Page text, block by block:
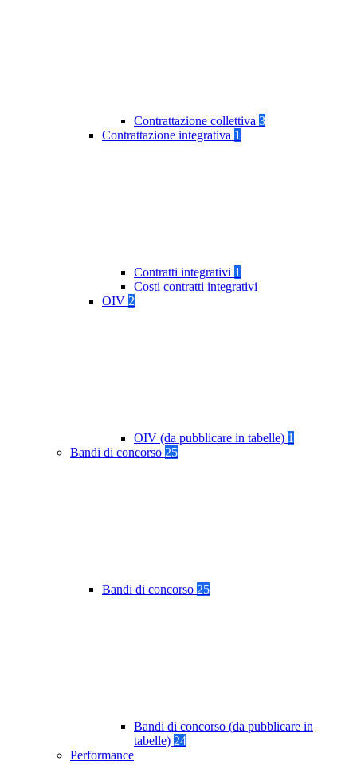
Contrattazione collettiva 3
Contrattazione integrativa 1
Contratti integrativi 1
Costi contratti integrativi
OIV 2
OIV (da pubblicare in tabelle) 1
Bandi di concorso 25
Bandi di concorso 25
Bandi di concorso (da pubblicare in
tabelle) 24
Performance